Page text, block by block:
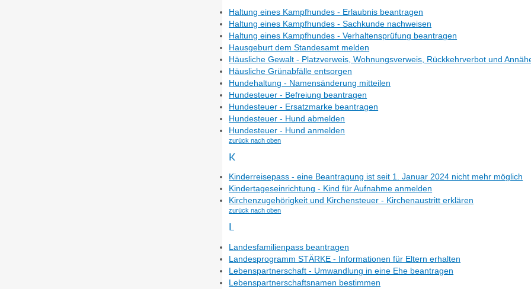
Haltung eines Kampfhundes - Erlaubnis beantragen
Haltung eines Kampfhundes - Sachkunde nachweisen
Haltung eines Kampfhundes - Verhaltensprüfung beantragen
Hausgeburt dem Standesamt melden
Häusliche Gewalt - Platzverweis, Wohnungsverweis, Rückkehrverbot und
Häusliche Grünabfälle entsorgen
Hundehaltung - Namensänderung mitteilen
Hundesteuer - Befreiung beantragen
Hundesteuer - Ersatzmarke beantragen
Hundesteuer - Hund abmelden
Hundesteuer - Hund anmelden
zurück nach oben
K
Kinderreisepass - eine Beantragung ist seit 1. Januar 2024 nicht mehr möglich
Kindertageseinrichtung - Kind für Aufnahme anmelden
Kirchenzugehörigkeit und Kirchensteuer - Kirchenaustritt erklären
zurück nach oben
L
Landesfamilienpass beantragen
Landesprogramm STÄRKE - Informationen für Eltern erhalten
Lebenspartnerschaft - Umwandlung in eine Ehe beantragen
Lebenspartnerschaftsnamen bestimmen